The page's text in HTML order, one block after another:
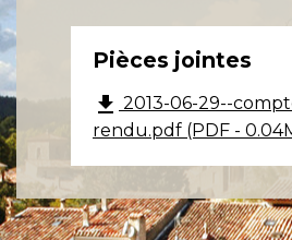
Pièces jointes
file_download 2013-06-29--
rendu.pdf (PDF -